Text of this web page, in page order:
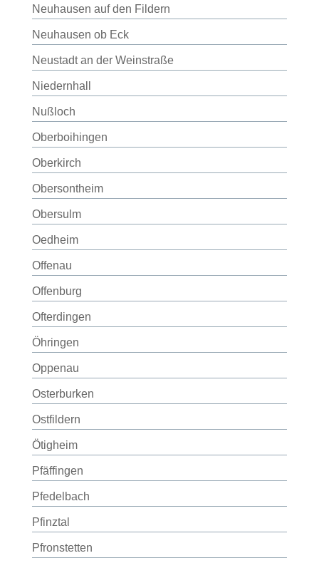
Neuhausen auf den Fildern
Neuhausen ob Eck
Neustadt an der Weinstraße
Niedernhall
Nußloch
Oberboihingen
Oberkirch
Obersontheim
Obersulm
Oedheim
Offenau
Offenburg
Ofterdingen
Öhringen
Oppenau
Osterburken
Ostfildern
Ötigheim
Pfäffingen
Pfedelbach
Pfinztal
Pfronstetten